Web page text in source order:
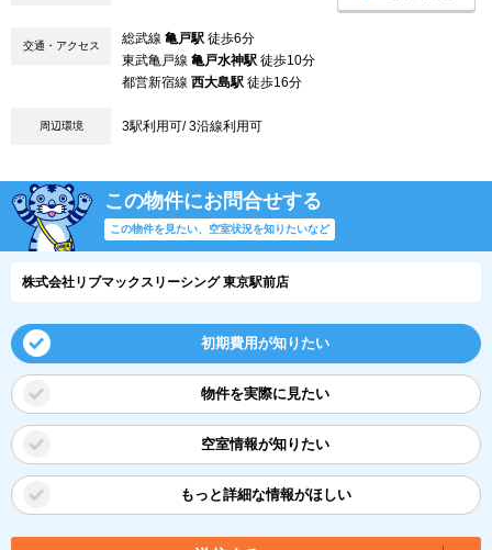
交通・アクセス 総武線 亀戸駅 徒歩6分
東武亀戸線 亀戸水神駅 徒歩10分
都営新宿線 西大島駅 徒歩16分
周辺環境 3駅利用可/ 3沿線利用可
この物件にお問合せする
この物件を見たい、空室状況を知りたいなど
株式会社リブマックスリーシング 東京駅前店
初期費用が知りたい
物件を実際に見たい
空室情報が知りたい
もっと詳細な情報がほしい